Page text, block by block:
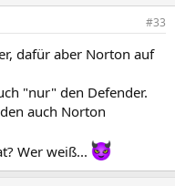
#33
dafür aber Norton auf
"nur" den Defender.
auch Norton
Wer weiß...